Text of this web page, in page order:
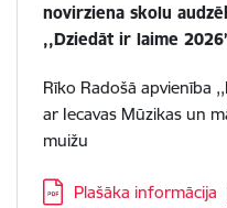
novirziena skolu
,,Dziedāt ir laime
Rīko Radošā apvienība
ar Iecavas Mūzikas un
muižu
Lejupielādēt:
Plašāka informācija